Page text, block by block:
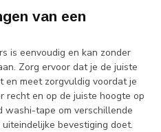
van een
is eenvoudig en kan zonder
Zorg ervoor dat je de juiste
en meet zorgvuldig voordat je
recht en op de juiste hoogte op
washi-tape om verschillende
bevestiging doet.